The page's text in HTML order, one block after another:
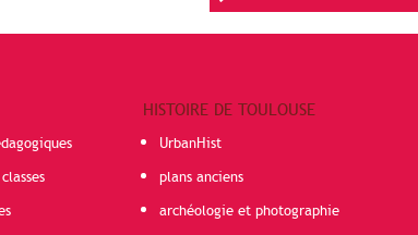
HISTOIRE DE TOULOUSE
UrbanHist
plans anciens
archéologie et photographie